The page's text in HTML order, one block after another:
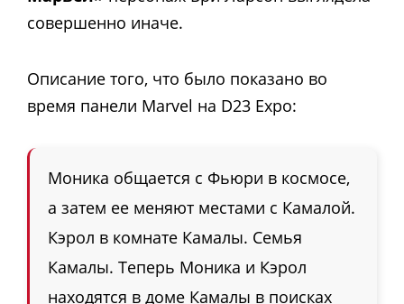
совершенно иначе.
Описание того, что было показано во
время панели Marvel на D23 Expo:
Моника общается с Фьюри в космосе,
а затем ее меняют местами с Камалой.
Кэрол в комнате Камалы. Семья
Камалы. Теперь Моника и Кэрол
находятся в доме Камалы в поисках